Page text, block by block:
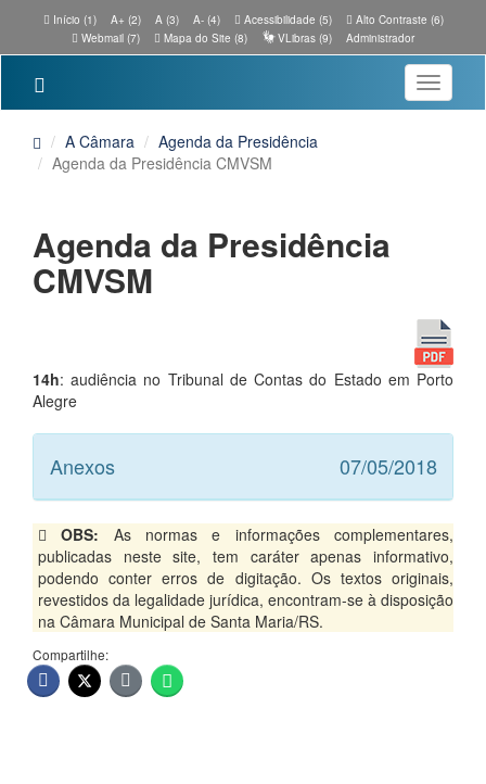
Início (1) A+ (2) A (3) A- (4) Acessibilidade (5)
Alto Contraste (6)
Webmail (7)
Mapa do Site (8) VLibras (9) Administrador
Toggle
A Câmara
Agenda da Presidência
Agenda da Presidência CMVSM
Agenda da Presidência
CMVSM
14h: audiência no Tribunal de Contas do Estado em Porto
Alegre
Anexos 07/05/2018
OBS: As normas e informações complementares,
publicadas neste site, tem caráter apenas informativo,
podendo conter erros de digitação. Os textos originais,
revestidos da legalidade jurídica, encontram-se à disposição
na Câmara Municipal de Santa Maria/RS.
Compartilhe: